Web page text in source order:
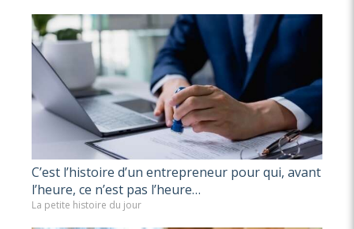
C’est l’histoire d’un entrepreneur pour qui, avant
l’heure, ce n’est pas l’heure…
La petite histoire du jour